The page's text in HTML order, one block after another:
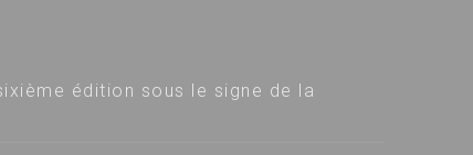
édition sous le signe de la